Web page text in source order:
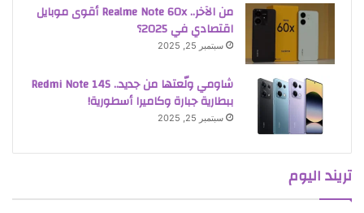
من الآخر.. Realme Note 60x أقوى موبايل
اقتصادي في 2025؟
سبتمبر 25, 2025
شاومي ولّعتها من جديد.. Redmi Note 14S
ببطارية جبارة وكاميرا أسطورية!
سبتمبر 25, 2025
تريند اليوم